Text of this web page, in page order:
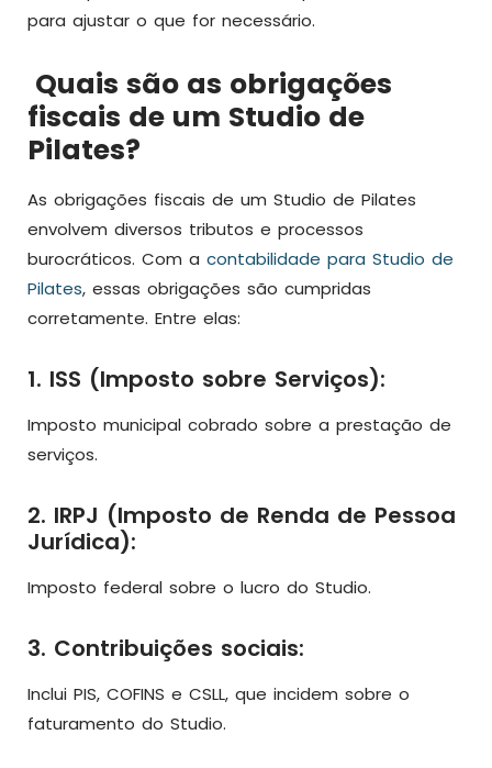
para ajustar o que for necessário.
Quais são as obrigações
fiscais de um Studio de
Pilates?
As obrigações fiscais de um Studio de Pilates
envolvem diversos tributos e processos
burocráticos. Com a contabilidade para Studio de
Pilates, essas obrigações são cumpridas
corretamente. Entre elas:
1. ISS (Imposto sobre Serviços):
Imposto municipal cobrado sobre a prestação de
serviços.
2. IRPJ (Imposto de Renda de Pessoa
Jurídica):
Imposto federal sobre o lucro do Studio.
3. Contribuições sociais:
Inclui PIS, COFINS e CSLL, que incidem sobre o
faturamento do Studio.